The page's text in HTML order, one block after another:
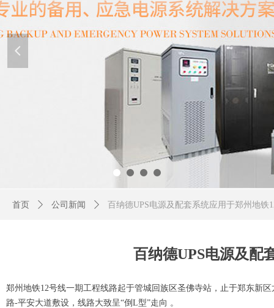
넳
首页 ꄲ 公司新闻 ꄲ 百纳德UPS电源及配套系统应用于郑州地铁
百纳德UPS电源及配
郑州地铁12号线一期工程线路起于管城回族区圣佛寺站，止于郑东新
路-平安大道敷设，线路大致呈“倒L型”走向 。